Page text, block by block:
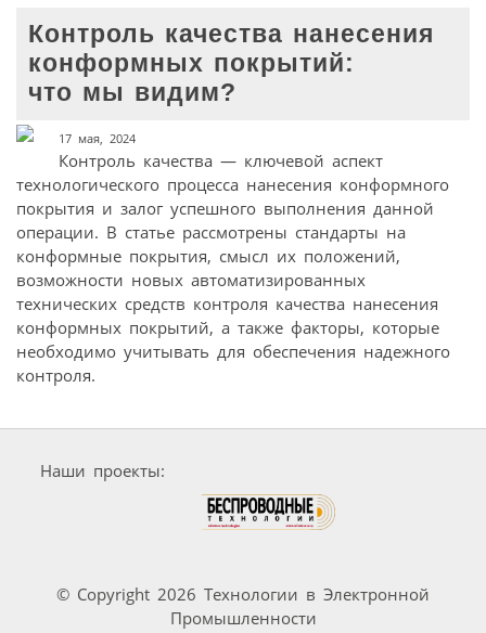
Контроль качества нанесения
конформных покрытий:
что мы видим?
17 мая, 2024
Контроль качества — ключевой аспект
технологического процесса нанесения конформного
покрытия и залог успешного выполнения данной
операции. В статье рассмотрены стандарты на
конформные покрытия, смысл их положений,
возможности новых автоматизированных
технических средств контроля качества нанесения
конформных покрытий, а также факторы, которые
необходимо учитывать для обеспечения надежного
контроля.
Наши проекты:
© Copyright 2026 Технологии в Электронной
Промышленности